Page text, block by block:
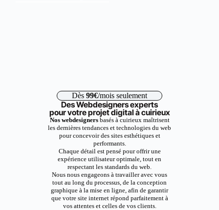
Dès 99€/mois seulement
Des Webdesigners experts
pour votre projet digital à cuirieux
Nos webdesignersbasés à cuirieux maîtrisent
les dernières tendances et technologies du web
pour concevoir des sites esthétiques et
performants.
Chaque détail est pensé pour offrir une
expérience utilisateur optimale, tout en
respectant les standards du web.
Nous nous engageons à travailler avec vous
tout au long du processus, de la conception
graphique à la mise en ligne, afin de garantir
que votre site internet répond parfaitement à
vos attentes et celles de vos clients.